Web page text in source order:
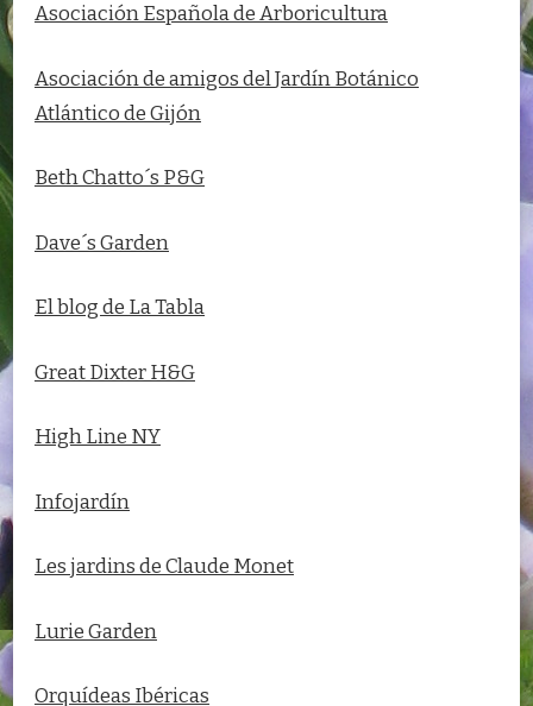
Asociación Española de Arboricultura
Asociación de amigos delJardín Botánico
Atlántico de Gijón
Beth Chatto´s P&G
Dave´s Garden
El blog de La Tabla
Great Dixter H&G
High Line NY
Infojardín
Les jardins de Claude Monet
Lurie Garden
Orquídeas Ibéricas